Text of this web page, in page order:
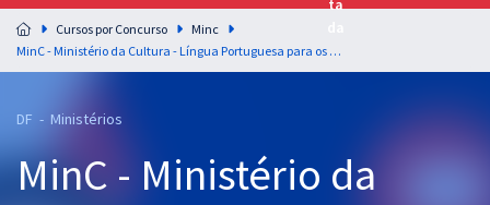
Preparação completa e intensiva para as principais
residências em saúde do Brasil
Cursos 20% OFF
Cursos por Concurso
Minc
MinC - Ministério da Cultura - Língua Portuguesa para os Cargos de Nível Superior - Professores: Elias Santana e Tereza Cavalcanti
DF - Ministérios
MinC - Ministério da